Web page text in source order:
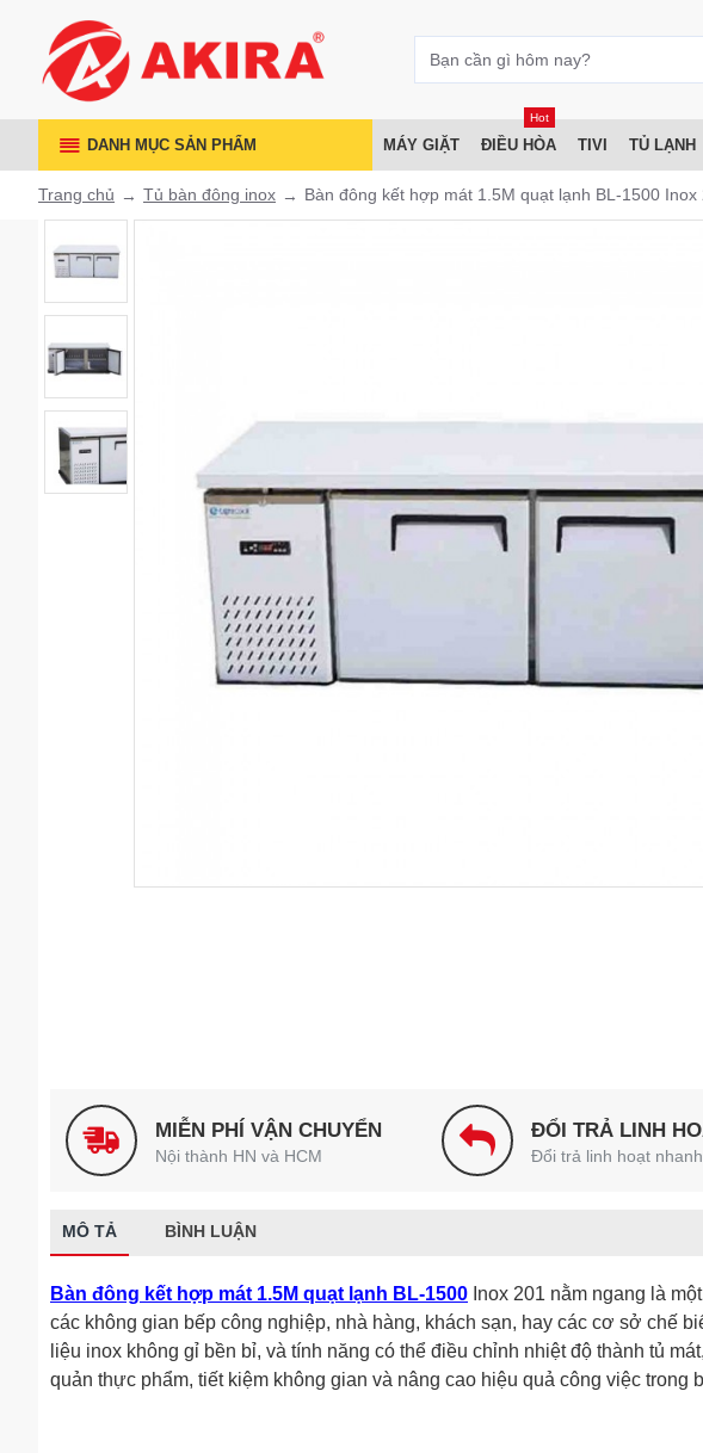
DANH MỤC SẢN PHẨM MÁY GIẶT ĐIỀU HÒA
Hot
TIVI TỦ LẠNH
Trang chủ Tủ bàn đông inox Bàn đông kết hợp mát 1.5M quạt lạnh BL-1500 Inox
MIỄN PHÍ VẬN CHUYỂN
Nội thành HN và HCM
ĐỔI TRẢ LINH
Đổi trả linh hoạt
MÔ TẢ BÌNH LUẬN
Bàn đông kết hợp mát 1.5M quạt lạnh BL-1500 Inox 201 nằm ngang là
các không gian bếp công nghiệp, nhà hàng, khách sạn, hay các cơ sở chế
liệu inox không gỉ bền bỉ, và tính năng có thể điều chỉnh nhiệt độ thành tủ
quản thực phẩm, tiết kiệm không gian và nâng cao hiệu quả công việc trong